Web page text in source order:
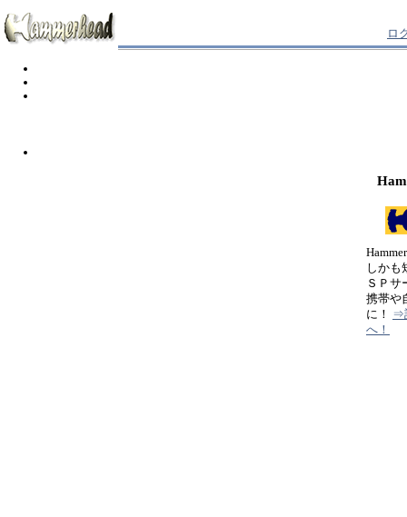
ロ
しかも
ＳＰサ
携帯や
に！ ⇒
へ！